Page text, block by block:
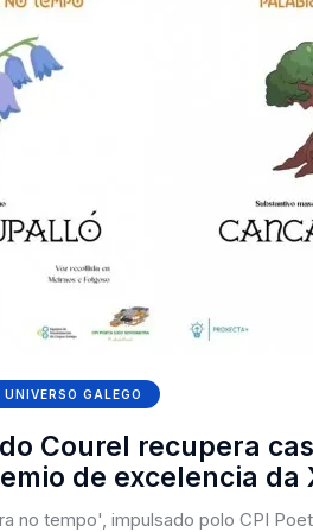
UNIVERSO GALEGO
Courel recupera
de excelencia da
no tempo', impulsado polo CPI